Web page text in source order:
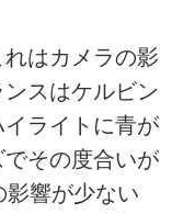
はカメラの影
スはケルビン
ライトに青が
その度合いが
影響が少ない